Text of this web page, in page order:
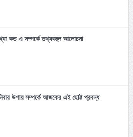
কত এ সম্পর্কে তথ্যবহুল আলোচনা
উপায় সম্পর্কে আজকের এই ছোট্ট প্রবন্ধ